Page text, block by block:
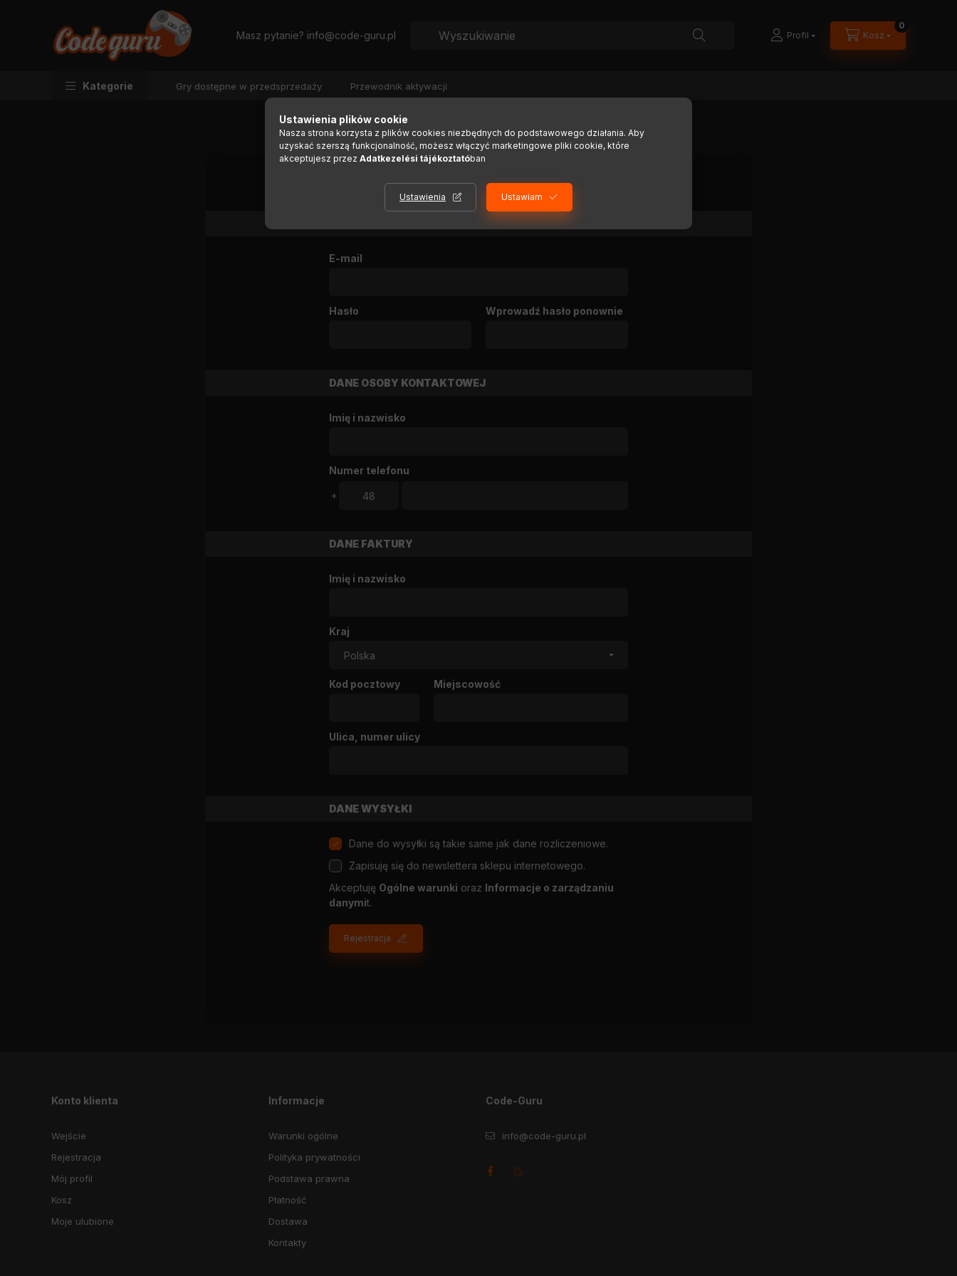
Masz pytanie? info@code-guru.pl Profil Kosz
0
Kategorie Gry dostępne w przedsprzedaży Przewodnik aktywacji
REJESTRACJA NOWEGO KLIENTA
Firma
Osoba prywatna
E-mail
Hasło Wprowadź hasło ponownie
DANE OSOBY KONTAKTOWEJ
Imię i nazwisko
Numer telefonu
+
DANE FAKTURY
Imię i nazwisko
Kraj
Kod pocztowy Miejscowość
Ulica, numer ulicy
DANE WYSYŁKI
Dane do wysyłki są takie same jak dane rozliczeniowe.
Zapisuję się do newslettera sklepu internetowego.
Akceptuję Ogólne warunki oraz Informacje o zarządzaniu
danymit.
Rejestracja
Konto klienta
Wejście
Rejestracja
Mój profil
Kosz
Moje ulubione
Informacje
Warunki ogólne
Polityka prywatności
Podstawa prawna
Płatność
Dostawa
Kontakty
Code-Guru
info@code-guru.pl
Ustawienia plików cookie
Nasza strona korzysta z plików cookies niezbędnych do podstawowego działania. Aby
uzyskać szerszą funkcjonalność, możesz włączyć marketingowe pliki cookie, które
akceptujesz przez Adatkezelési tájékoztatóban
Ustawienia Ustawiam